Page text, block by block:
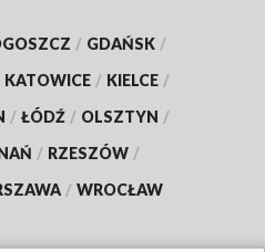
/ GDAŃSK /
KATOWICE / KIELCE /
/ ŁÓDŹ / OLSZTYN /
/ RZESZÓW /
/ WROCŁAW